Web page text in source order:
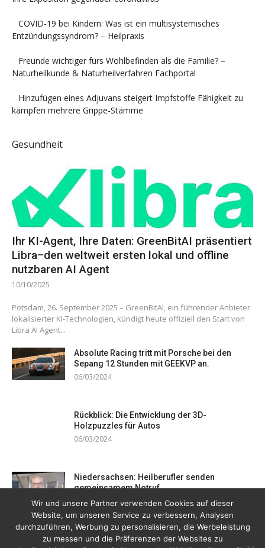
COVID-19 bei Kindern: Was ist ein multisystemisches
Entzündungssyndrom? – Heilpraxis
Freunde wichtiger fürs Wohlbefinden als die Familie? –
Naturheilkunde & Naturheilverfahren Fachportal
Hinzufügen eines Adjuvans steigert Impfstoffe Fähigkeit zu
kämpfen mehrere Grippe-Stämme
Gesundheit
Ihr KI-Agent, Ihre Daten: GreenBitAI präsentiert
Libra–den weltweit ersten lokal und offline
nutzbaren AI Agent
10/10/2025
Potsdam, 26. September 2025 – GreenBitAI, ein führender Anbieter
lokalisierter KI-Technologien, kündigt heute offiziell den Start von
Libra AI Agent...
Absolute Racing tritt mit Porsche bei den
Sepang 12 Stunden mit GEEKVP an.
06/03/2024
Rückblick: Die Entwicklung der 3D-
Holzpuzzles für Autos
06/03/2024
Niedersachsen: Heilberufler senden
gemeinsamem Notruf
19/12/2023
Wir und unsere Partner verwenden Cookies auf dieser
Website, um unseren Service zu verbessern, Analysen
durchzuführen, Werbung zu personalisieren, die Werbeleistung
zu messen und die Präferenzen der Websites zu